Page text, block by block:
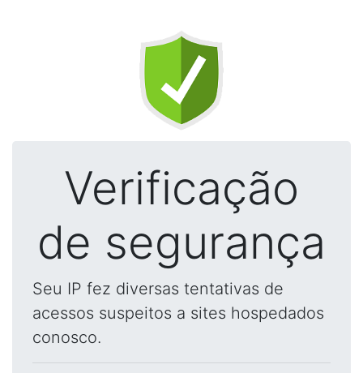
Verificação
de segurança
Seu IP fez diversas tentativas de
acessos suspeitos a sites hospedados
conosco.